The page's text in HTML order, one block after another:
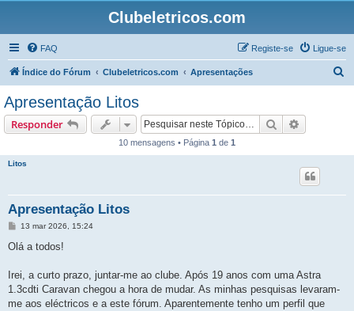
Clubeletricos.com
FAQ Ligue-se
Registe-se
Índice do Fórum Clubeletricos.com Apresentações
Apresentação Litos
Responder Pesquisar
10 mensagens • Página 1 de 1
Litos
Apresentação Litos
M
n
g
m
13 mar 2026, 15:24
Olá a todos!
Irei, a curto prazo, juntar-me ao clube. Após 19 anos com uma Astra
1.3cdti Caravan chegou a hora de mudar. As minhas pesquisas levaram-
me aos eléctricos e a este fórum. Aparentemente tenho um perfil que